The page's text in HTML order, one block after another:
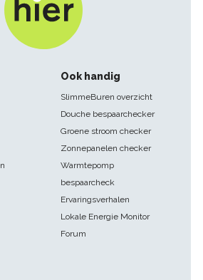
Ook handig
SlimmeBuren overzicht
Douche bespaarchecker
Groene stroom checker
Zonnepanelen checker
Warmtepomp
bespaarcheck
Ervaringsverhalen
Lokale Energie Monitor
Forum